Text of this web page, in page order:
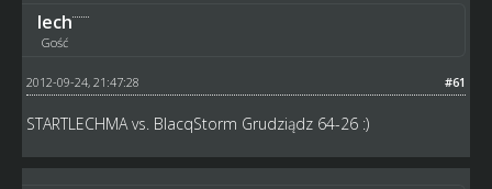
lech
Gość
#61
2012-09-24, 21:47:28
STARTLECHMA vs. BlacqStorm Grudziądz 64-26 :)